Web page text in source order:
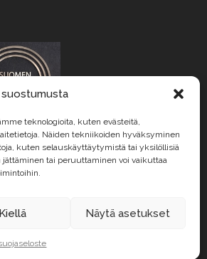
suostumusta
teknologioita, kuten evästeitä,
Näiden tekniikoiden hyväksyminen
kuten selauskäyttäytymistä tai yksilöllisiä
tai peruuttaminen voi vaikuttaa
Kiellä Näytä asetukset